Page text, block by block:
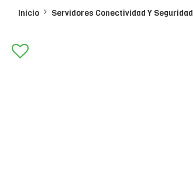
Inicio Servidores Conectividad Y Seguridad